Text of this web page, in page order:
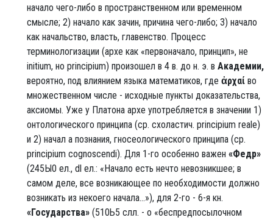
начало чего-либо в пространственном или временном
смысле; 2) начало как зачин, причина чего-либо; 3) начало
как начальство, власть, главенство. Процесс
терминологизации (архе как «первоначало, принцип», не
initium, но principium) произошел в 4 в. до н. э. в Академии,
вероятно, под влиянием языка математиков, где ἀρχαί во
множественном числе - исходные пункты доказательства,
аксиомы. Уже у Платона архе употребляется в значении 1)
онтологического принципа (ср. схоластич. principium reale)
и 2) начал а познания, гносеологического принципа (ср.
principium cognoscendi). Для 1-го особенно важен «Федр»
(245Ы0 ел., dl ел.: «Начало есть нечто невозникшее; в
самом деле, все возникающее по необходимости должно
возникать из некоего начала...»), для 2-го - 6-я кн.
«Государства» (510Ь5 слл. - о «беспредпосылочном